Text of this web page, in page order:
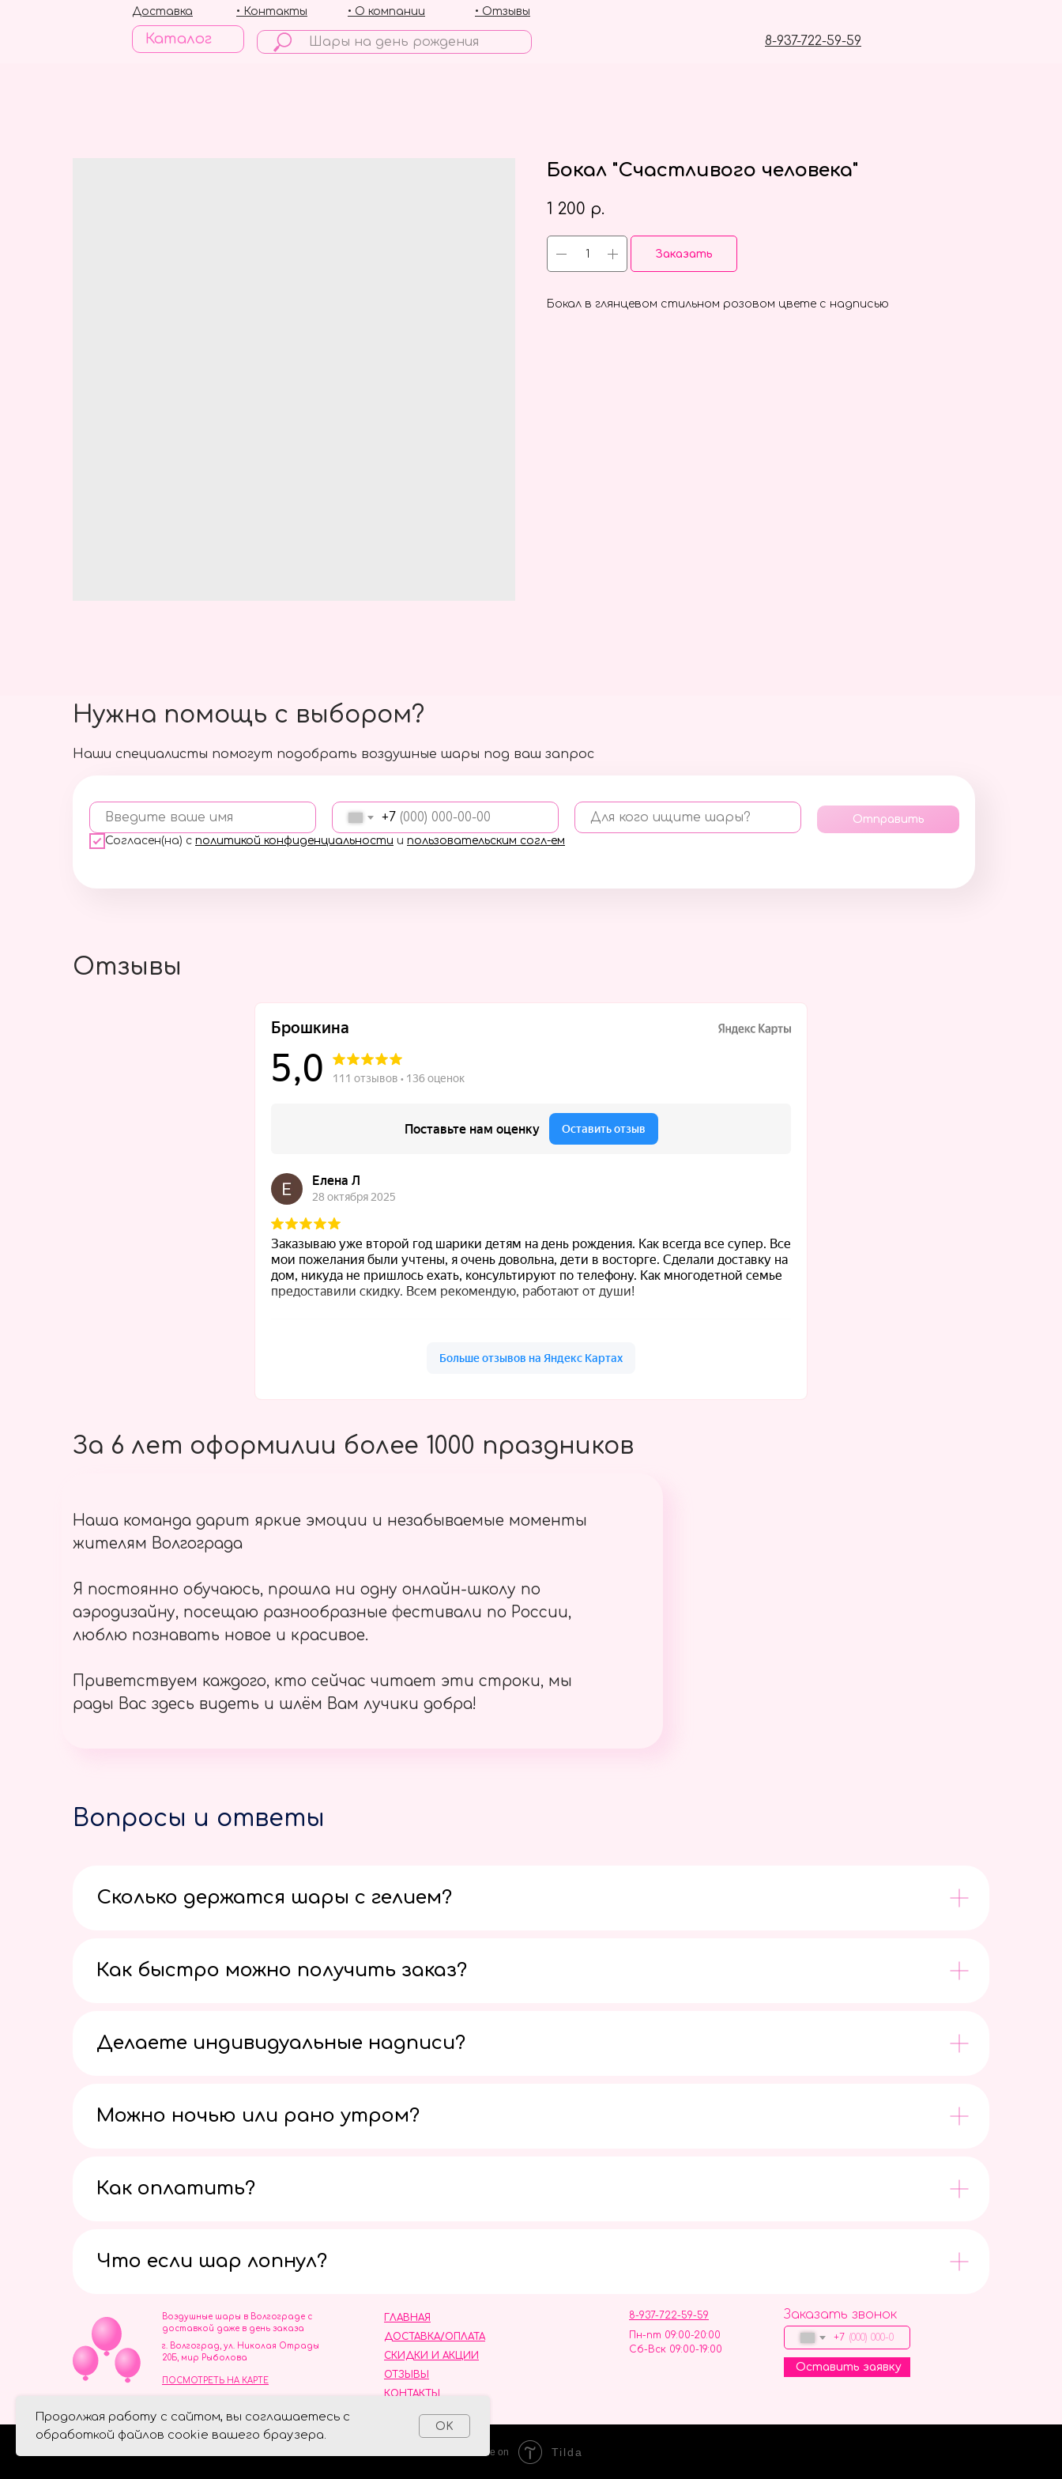
Каталог 8-937-722-59-59
• Отзывы
• О компании
• Контакты
Доставка
Бокал "Счастливого человека"
1 200 р.
Заказать
Бокал в глянцевом стильном розовом цвете с надписью
Наши специалисты помогут подобрать воздушные шары под ваш запрос
Введите ваше имя +7 Для кого ищите шары?
Согласен(на) с политикой конфиденциальности и пользовательским согл-ем
Отправить
Нужна помощь с выбором?
Продолжая работу с сайтом, вы соглашаетесь с
обработкой файлов cookie вашего браузера.
OK
Отзывы
За 6 лет оформилии более 1000 праздников
Наша команда дарит яркие эмоции и незабываемые моменты
жителям Волгограда
Я постоянно обучаюсь, прошла ни одну онлайн-школу по
аэродизайну, посещаю разнообразные фестивали по России,
люблю познавать новое и красивое.
Приветствуем каждого, кто сейчас читает эти строки, мы
рады Вас здесь видеть и шлём Вам лучики добра!
Вопросы и ответы
Сколько держатся шары с гелием?
Как быстро можно получить заказ?
Делаете индивидуальные надписи?
Можно ночью или рано утром?
Как оплатить?
Что если шар лопнул?
ОТЗЫВЫ
ГЛАВНАЯ
ДОСТАВКА/ОПЛАТА
СКИДКИ И АКЦИИ
КОНТАКТЫ
8-937-722-59-59
Пн-пт 09:00-20:00
Сб-Вск 09:00-19:00
Воздушные шары в Волгограде с
доставкой даже в день заказа
Заказать звонок
+7
Оставить заявку
г. Волгоград, ул. Николая Отрады
20Б, мир Рыболова
ПОСМОТРЕТЬ НА КАРТЕ
ИНН 344110093739
Политика обработки персональных данных
Made on Tilda